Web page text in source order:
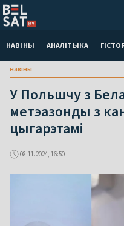
НАВІНЫ АНАЛІТЫКА
навіны
У Польшчу з
метэазонды з
цыгарэтамі
08.11.2024, 16:50